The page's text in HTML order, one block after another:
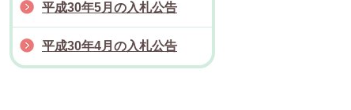
平成30年5月の入札公告
平成30年4月の入札公告